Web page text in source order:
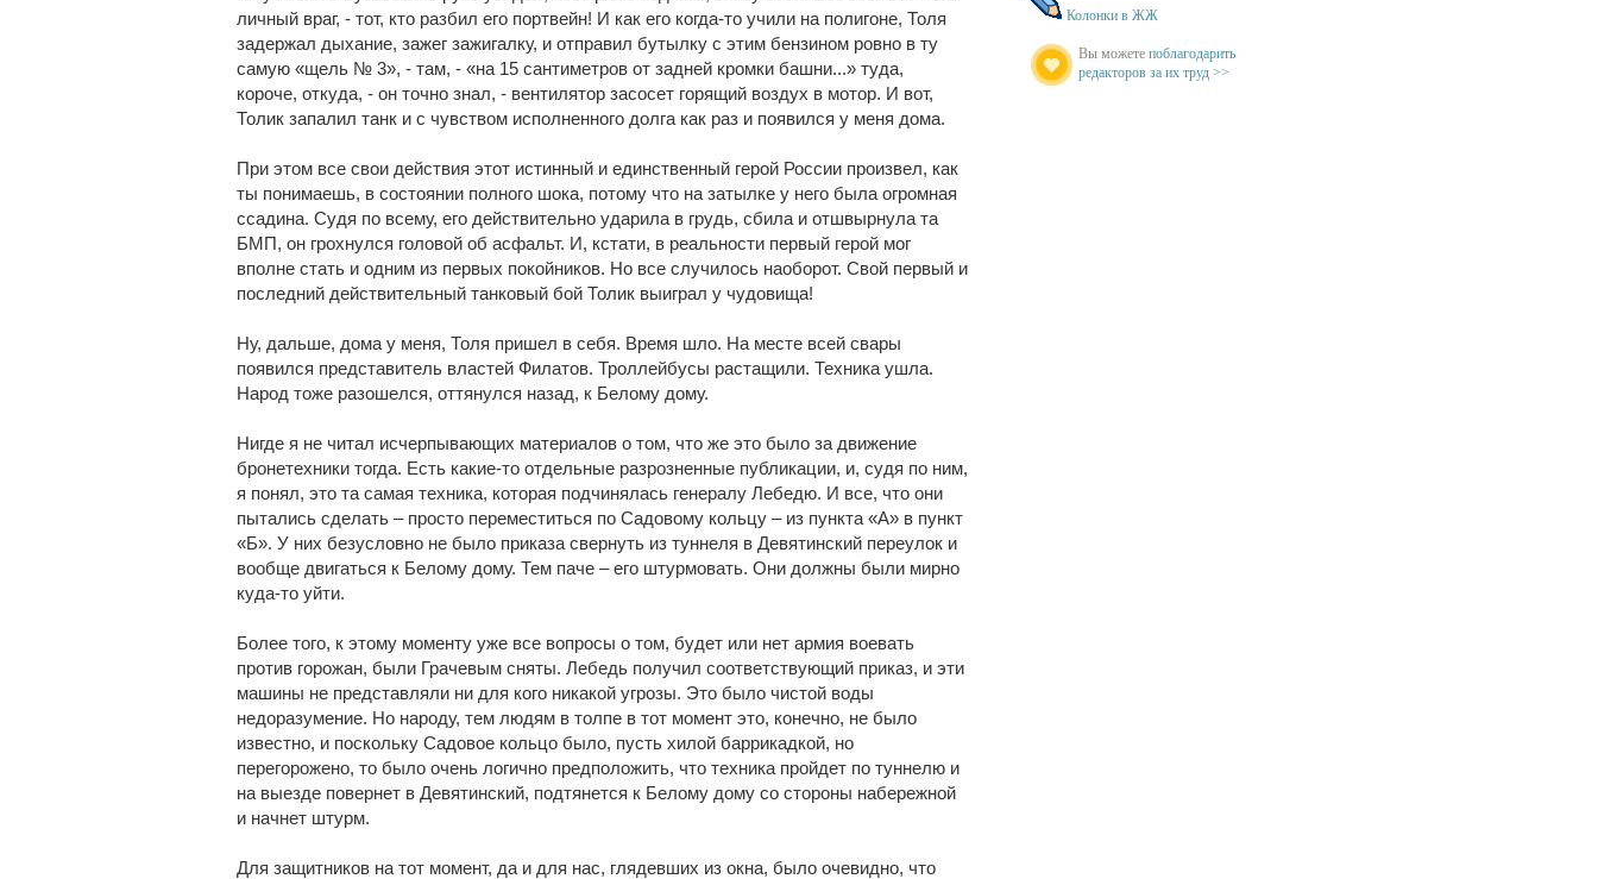
личный враг, - тот, кто разбил его портвейн! И как его когда-то учили на полигоне, Толя
задержал дыхание, зажег зажигалку, и отправил бутылку с этим бензином ровно в ту
самую «щель № 3», - там, - «на 15 сантиметров от задней кромки башни...» туда,
короче, откуда, - он точно знал, - вентилятор засосет горящий воздух в мотор. И вот,
Толик запалил танк и с чувством исполненного долга как раз и появился у меня дома.
При этом все свои действия этот истинный и единственный герой России произвел, как
ты понимаешь, в состоянии полного шока, потому что на затылке у него была огромная
ссадина. Судя по всему, его действительно ударила в грудь, сбила и отшвырнула та
БМП, он грохнулся головой об асфальт. И, кстати, в реальности первый герой мог
вполне стать и одним из первых покойников. Но все случилось наоборот. Свой первый и
последний действительный танковый бой Толик выиграл у чудовища!
Ну, дальше, дома у меня, Толя пришел в себя. Время шло. На месте всей свары
появился представитель властей Филатов. Троллейбусы растащили. Техника ушла.
Народ тоже разошелся, оттянулся назад, к Белому дому.
Нигде я не читал исчерпывающих материалов о том, что же это было за движение
бронетехники тогда. Есть какие-то отдельные разрозненные публикации, и, судя по ним,
я понял, это та самая техника, которая подчинялась генералу Лебедю. И все, что они
пытались сделать – просто переместиться по Садовому кольцу – из пункта «А» в пункт
«Б». У них безусловно не было приказа свернуть из туннеля в Девятинский переулок и
вообще двигаться к Белому дому. Тем паче – его штурмовать. Они должны были мирно
куда-то уйти.
Более того, к этому моменту уже все вопросы о том, будет или нет армия воевать
против горожан, были Грачевым сняты. Лебедь получил соответствующий приказ, и эти
машины не представляли ни для кого никакой угрозы. Это было чистой воды
недоразумение. Но народу, тем людям в толпе в тот момент это, конечно, не было
известно, и поскольку Садовое кольцо было, пусть хилой баррикадкой, но
перегорожено, то было очень логично предположить, что техника пройдет по туннелю и
на выезде повернет в Девятинский, подтянется к Белому дому со стороны набережной
и начнет штурм.
Для защитников на тот момент, да и для нас, глядевших из окна, было очевидно, что
Колонки в ЖЖ
Вы можете поблагодарить
редакторов за их труд >>